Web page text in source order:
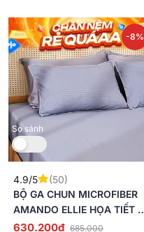
So sánh
-8%
4.9/5
(50)
BỘ GA CHUN MICROFIBER
AMANDO ELLIE HỌA TIẾT 4
CHI TIẾT
630.200đ 685.000